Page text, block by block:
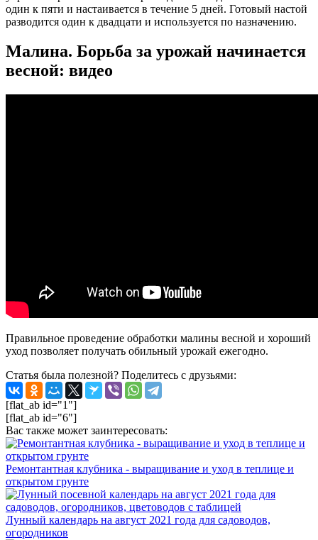
один к пяти и настаивается в течение 5 дней. Готовый настой
разводится один к двадцати и используется по назначению.
Малина. Борьба за урожай начинается
весной: видео
Правильное проведение обработки малины весной и хороший
уход позволяет получать обильный урожай ежегодно.
Статья была полезной? Поделитесь с друзьями:
[flat_ab id="1"]
[flat_ab id="6"]
Вас также может заинтересовать:
Ремонтантная клубника - выращивание и уход в теплице и
открытом грунте
Лунный календарь на август 2021 года для садоводов,
огородников